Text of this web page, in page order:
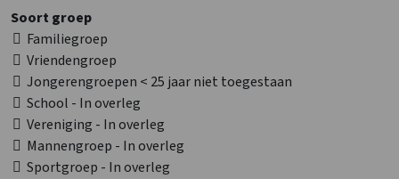
Soort groep
Familiegroep
Vriendengroep
Jongerengroepen < 25 jaar niet toegestaan
School - In overleg
Vereniging - In overleg
Mannengroep - In overleg
Sportgroep - In overleg